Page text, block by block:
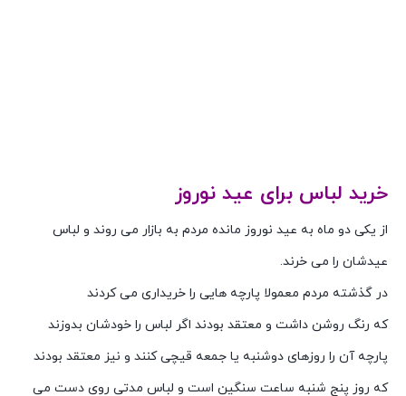
خرید لباس برای عید نوروز
از یکی دو ماه به عید نوروز مانده مردم به بازار می روند و لباس
عیدشان را می خرند.
در گذشته مردم معمولا پارچه هایی را خریداری می کردند
که رنگ روشن داشت و معتقد بودند اگر لباس را خودشان بدوزند
پارچه آن را روزهای دوشنبه یا جمعه قیچی کنند و نیز معتقد بودند
که روز پنج شنبه ساعت سنگین است و لباس مدتی روی دست می